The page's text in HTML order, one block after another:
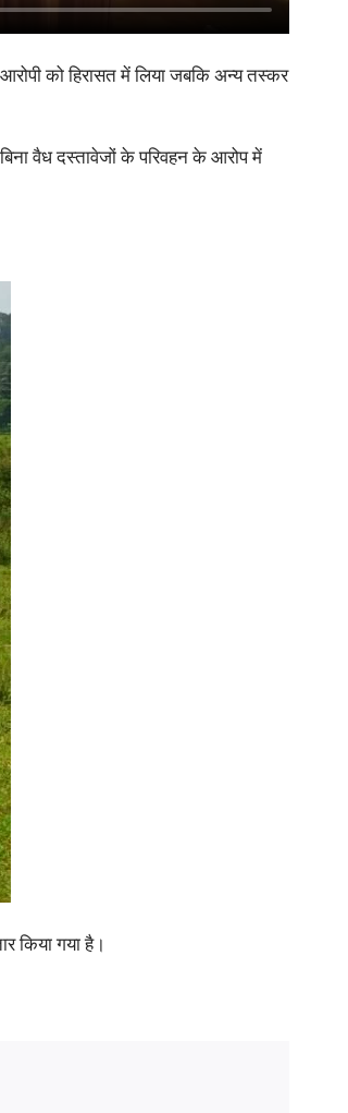
को हिरासत में लिया जबकि अन्य तस्कर
वैध दस्तावेजों के परिवहन के आरोप में
किया गया है।